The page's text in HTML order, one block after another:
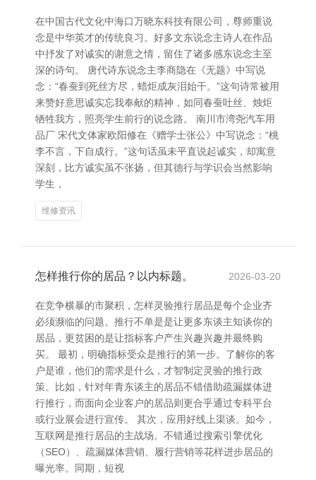
在中国古代文化中海口万晓东科技有限公司，尊师重说
念是中华英才的传统良习。好多文东说念主诗人在作品
中抒发了对诚实的谢意之情，留住了诸多感东说念主至
深的诗句。 唐代诗东说念主李商隐在《无题》中写说
念：“春蚕到死丝方尽，蜡炬成灰泪始干。”这句诗常被用
来赞好意思诚实忘我奉献的精神，如同春蚕吐丝、烛炬
牺牲我方，照亮学生前行的说念路。 南川市湾尧汽车用
品厂 宋代文体家欧阳修在《赠学士张公》中写说念：“桃
李不言，下自成行。”这句话虽未平直说起诚实，却寓意
深刻，比方诚实虽不张扬，但其德行与学识会当然影响
学生，
维修资讯
怎样推行你的居品？以内标题。 2026-03-20
在竞争横暴的市聚积，怎样灵验推行居品是每个企业齐
必须濒临的问题。推行不单是是让更多东谈主知谈你的
居品，更贫困的是让指标客户产生兴趣兴趣并最终购
买。 最初，明确指标受众是推行的第一步。了解你的客
户是谁，他们的需求是什么，才智制定灵验的推行政
策。比如，针对年青东谈主的居品不错借助疏漏媒体进
行推行，而面向企业客户的居品则更合乎通过专科平台
或行业展会进行宣传。 其次，应用好线上渠谈。如今，
互联网是推行居品的主战场。不错通过搜索引擎优化
（SEO）、疏漏媒体营销、履行营销等花样进步居品的
曝光率。同期，短视